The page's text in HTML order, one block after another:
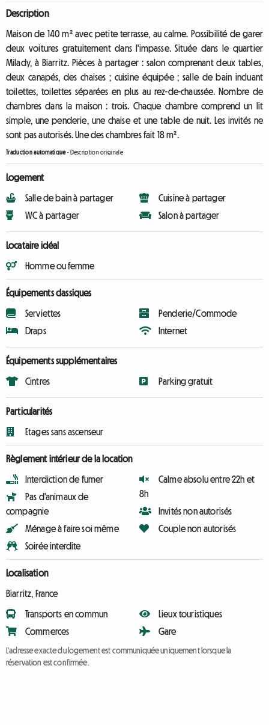
Description
Maison de 140 m² avec petite terrasse, au calme. Possibilité de garer
deux voitures gratuitement dans l'impasse. Située dans le quartier
Milady, à Biarritz. Pièces à partager : salon comprenant deux tables,
deux canapés, des chaises ; cuisine équipée ; salle de bain incluant
toilettes, toilettes séparées en plus au rez-de-chaussée. Nombre de
chambres dans la maison : trois. Chaque chambre comprend un lit
simple, une penderie, une chaise et une table de nuit. Les invités ne
sont pas autorisés. Une des chambres fait 18 m².
Traduction automatique- Description originale
Logement
Salle de bain à partager
WC à partager
Cuisine à partager
Salon à partager
Locataire idéal
Homme ou femme
Équipements classiques
Serviettes
Draps
Penderie/Commode
Internet
Équipements supplémentaires
Cintres Parking gratuit
Particularités
Etages sans ascenseur
Règlement intérieur de la location
Interdiction de fumer
Pas d'animaux de
compagnie
Ménage à faire soi même
Soirée interdite
Calme absolu entre 22h et
8h
Invités non autorisés
Couple non autorisés
Localisation
Biarritz, France
Transports en commun
Commerces
Lieux touristiques
Gare
L'adresse exacte du logement est communiquée uniquement lorsque la
réservation est confirmée.